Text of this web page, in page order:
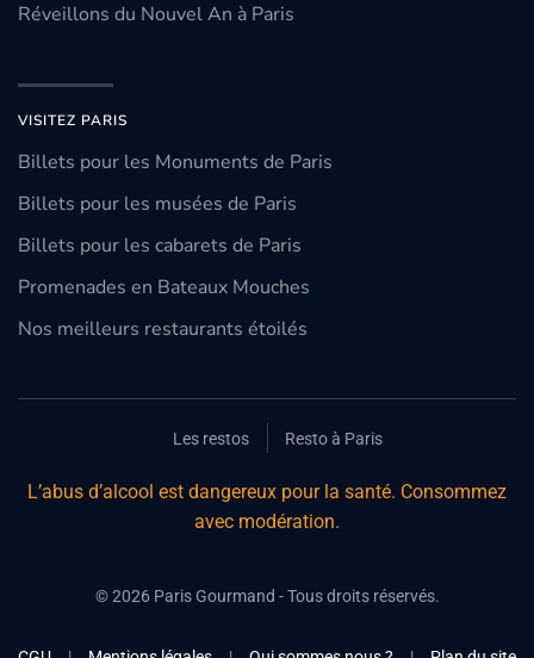
Réveillons du Nouvel An à Paris
VISITEZ PARIS
Billets pour les Monuments de Paris
Billets pour les musées de Paris
Billets pour les cabarets de Paris
Promenades en Bateaux Mouches
Nos meilleurs restaurants étoilés
Les restos Resto à Paris
L’abus d’alcool est dangereux pour la santé. Consommez
avec modération.
©2026Paris Gourmand - Tous droits réservés.